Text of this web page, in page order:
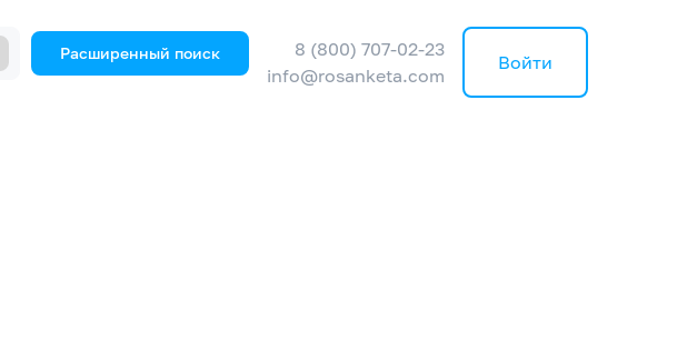
Расширенный поиск
8 (800) 707-02-23
info@rosanketa.com
Войти